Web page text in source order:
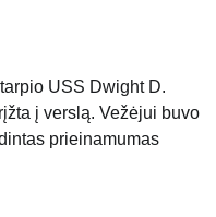
USS Dwight D.
į verslą. Vežėjui buvo
prieinamumas